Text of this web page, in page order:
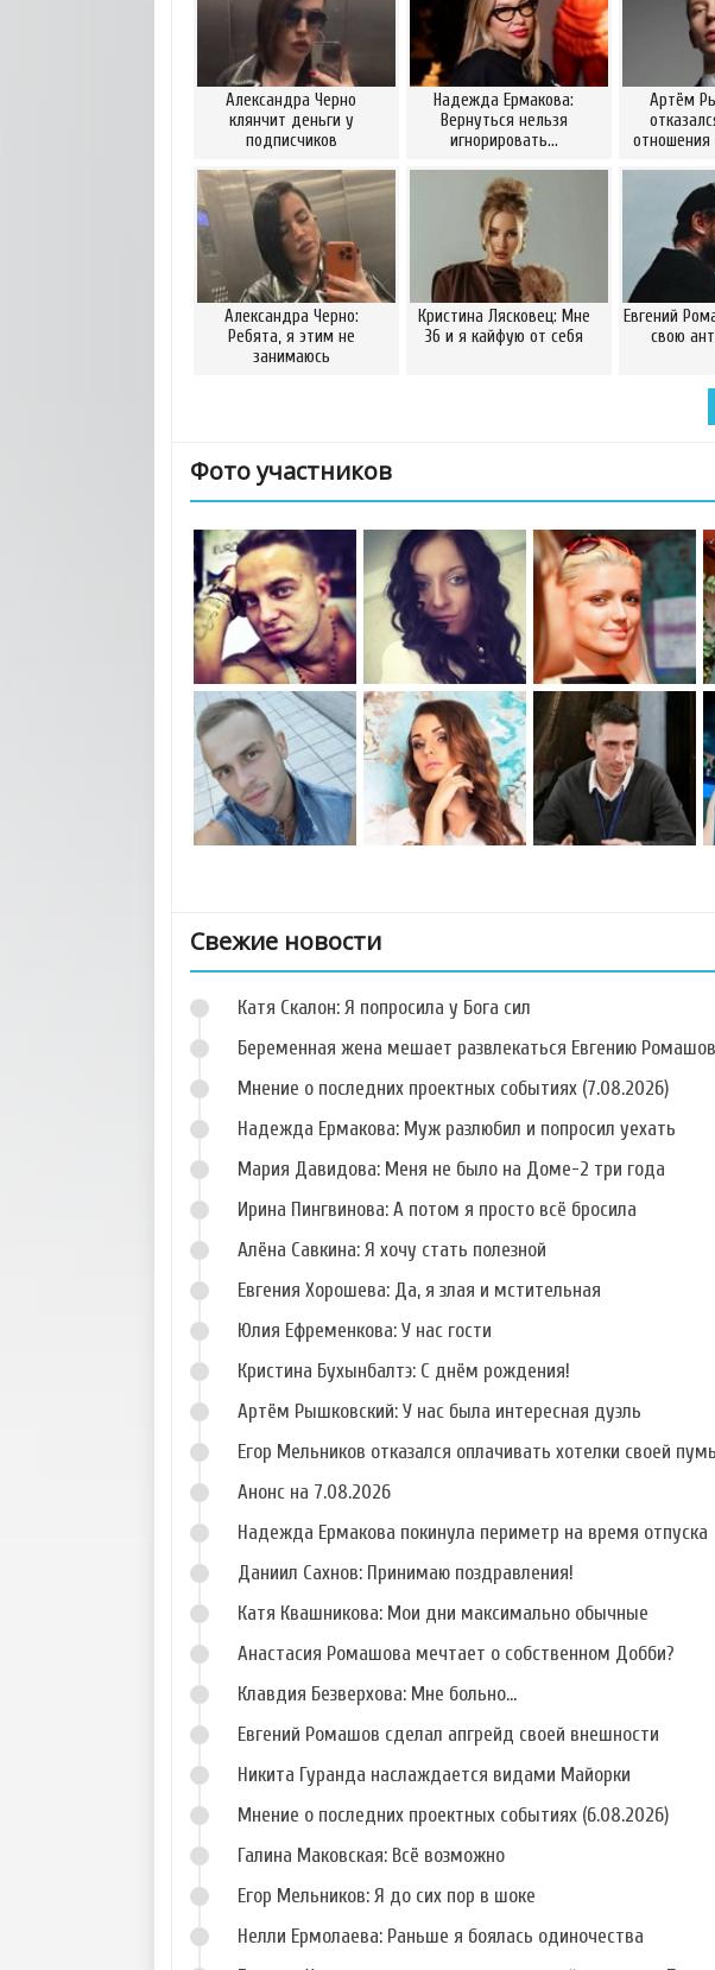
Александра Черно
клянчит деньги у
подписчиков
Надежда Ермакова:
Вернуться нельзя
игнорировать…
Артём
отношения
Александра Черно:
Ребята, я этим не
занимаюсь
Кристина Лясковец: Мне
36 и я кайфую от себя
Евгений
свою
Фото участников
Фото Данила
Романова
Фото Кристины
Дерябиной
Фото Алины
Алексеевой
Фото Сергея
Худякова
Фото Алены
Павловой
Фото Сергея
Свежие новости
Катя Скалон: Я попросила у Бога сил
Беременная жена мешает развлекаться Евгению
Мнение о последних проектных событиях (7.08.2026)
Надежда Ермакова: Муж разлюбил и попросил уехать
Мария Давидова: Меня не было на Доме-2 три года
Ирина Пингвинова: А потом я просто всё бросила
Алёна Савкина: Я хочу стать полезной
Евгения Хорошева: Да, я злая и мстительная
Юлия Ефременкова: У нас гости
Кристина Бухынбалтэ: С днём рождения!
Артём Рышковский: У нас была интересная дуэль
Егор Мельников отказался оплачивать хотелки своей
Анонс на 7.08.2026
Надежда Ермакова покинула периметр на время отпуска
Даниил Сахнов: Принимаю поздравления!
Катя Квашникова: Мои дни максимально обычные
Анастасия Ромашова мечтает о собственном Добби?
Клавдия Безверхова: Мне больно...
Евгений Ромашов сделал апгрейд своей внешности
Никита Гуранда наслаждается видами Майорки
Мнение о последних проектных событиях (6.08.2026)
Галина Маковская: Всё возможно
Егор Мельников: Я до сих пор в шоке
Нелли Ермолаева: Раньше я боялась одиночества